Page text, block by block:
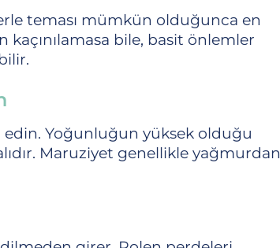
teması mümkün olduğunca en
bile, basit önlemler
Yoğunluğun yüksek olduğu
Maruziyet genellikle yağmurdan